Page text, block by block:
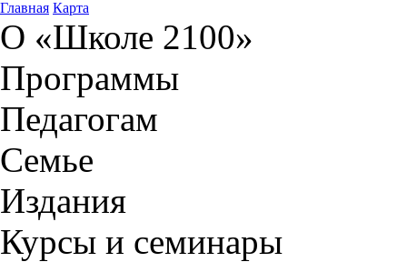
Главная Карта
О «Школе 2100»
Программы
Педагогам
Семье
Издания
Курсы и семинары